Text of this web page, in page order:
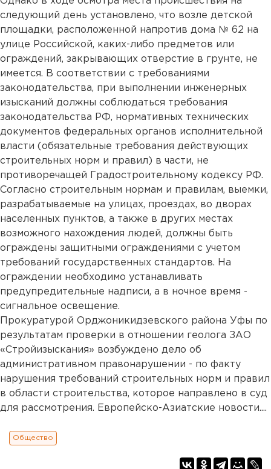
следующий день установлено, что возле детской
площадки, расположенной напротив дома № 62 на
улице Российской, каких-либо предметов или
ограждений, закрывающих отверстие в грунте, не
имеется. В соответствии с требованиями
законодательства, при выполнении инженерных
изысканий должны соблюдаться требования
законодательства РФ, нормативных технических
документов федеральных органов исполнительной
власти (обязательные требования действующих
строительных норм и правил) в части, не
противоречащей Градостроительному кодексу РФ.
Согласно строительным нормам и правилам, выемки,
разрабатываемые на улицах, проездах, во дворах
населенных пунктов, а также в других местах
возможного нахождения людей, должны быть
ограждены защитными ограждениями с учетом
требований государственных стандартов. На
ограждении необходимо устанавливать
предупредительные надписи, а в ночное время -
сигнальное освещение.
Прокуратурой Орджоникидзевского района Уфы по
результатам проверки в отношении геолога ЗАО
«Стройизыскания» возбуждено дело об
административном правонарушении - по факту
нарушения требований строительных норм и правил
в области строительства, которое направлено в суд
для рассмотрения. Европейско-Азиатские новости....
Общество